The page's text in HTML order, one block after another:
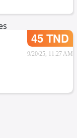
45 TND
9/20/25, 11:27 AM